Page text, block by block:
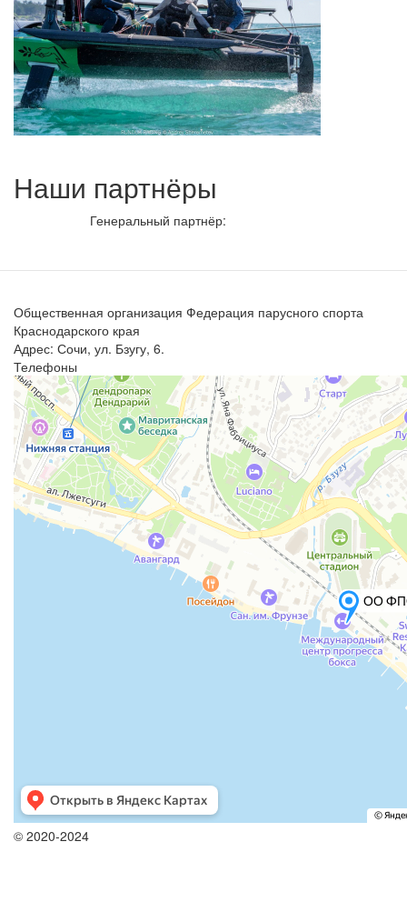
Наши партнёры
Генеральный партнёр:
Общественная организация Федерация парусного спорта
Краснодарского края
Адрес: Сочи, ул. Бзугу, 6.
Телефоны
© 2020-2024